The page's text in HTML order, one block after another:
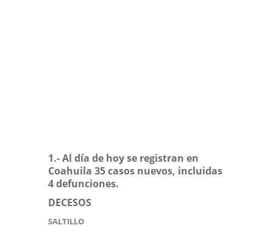
1.- Al día de hoy se registran en
Coahuila 35 casos nuevos, incluidas
4 defunciones.
DECESOS
SALTILLO